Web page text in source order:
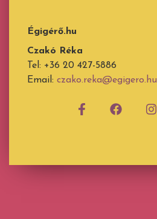
Égigérő.hu
Czakó Réka
Tel: +36 20 427-5886
Email: czako.reka@egigero.hu